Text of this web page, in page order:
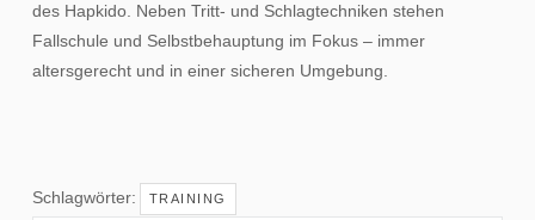
des Hapkido. Neben Tritt- und Schlagtechniken stehen
Fallschule und Selbstbehauptung im Fokus – immer
altersgerecht und in einer sicheren Umgebung.
Schlagwörter: TRAINING